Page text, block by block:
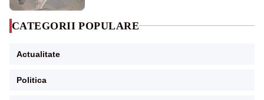
CATEGORII POPULARE
Actualitate
Politica